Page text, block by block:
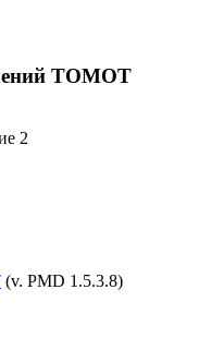
ТОМОТ
2
(v. PMD 1.5.3.8)